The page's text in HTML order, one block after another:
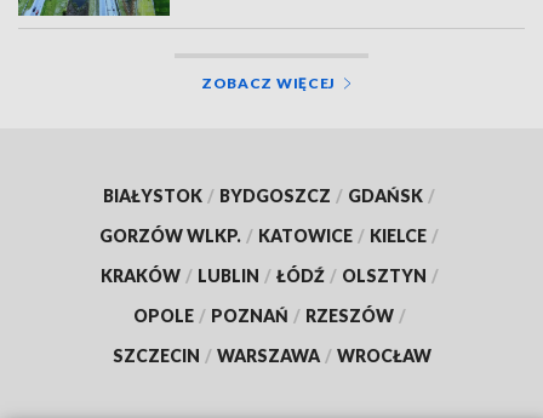
ZOBACZ WIĘCEJ
BIAŁYSTOK / BYDGOSZCZ / GDAŃSK /
GORZÓW WLKP. / KATOWICE / KIELCE /
KRAKÓW / LUBLIN / ŁÓDŹ / OLSZTYN /
OPOLE / POZNAŃ / RZESZÓW /
SZCZECIN / WARSZAWA / WROCŁAW